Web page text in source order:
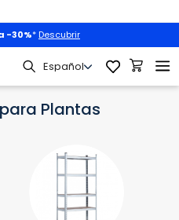
conPET3X2|
Estanterías para Plantas
Plantas